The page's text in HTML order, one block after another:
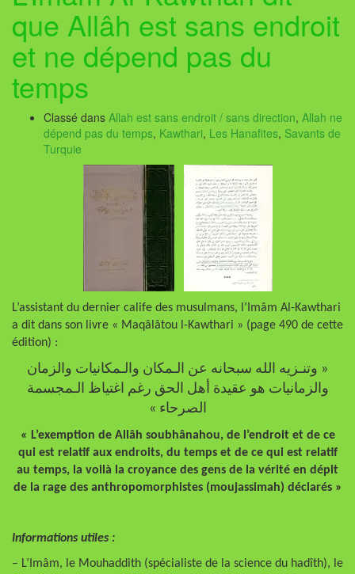
que Allâh est sans endroit
et ne dépend pas du
temps
Classé dans Allah est sans endroit / sans direction, Allah ne
dépend pas du temps, Kawthari, Les Hanafites, Savants de
Turquie
L’assistant du dernier calife des musulmans, l’Imâm Al-Kawthari
a dit dans son livre « Maqâlâtou l-Kawthari » (page 490 de cette
édition) :
« وتنـزيه الله سبحانه عن الـمكان والـمكانيات والزمان
والزمانيات هو عقيدة أهل الحق رغم اغتياظ الـمجسمة
الصرحاء »
« L’exemption de Allâh soubhânahou, de l’endroit et de ce
qui est relatif aux endroits, du temps et de ce qui est relatif
au temps, la voilà la croyance des gens de la vérité en dépit
de la rage des anthropomorphistes (moujassimah) déclarés »
Informations utiles :
– L’Imâm, le Mouhaddith (spécialiste de la science du hadîth), le